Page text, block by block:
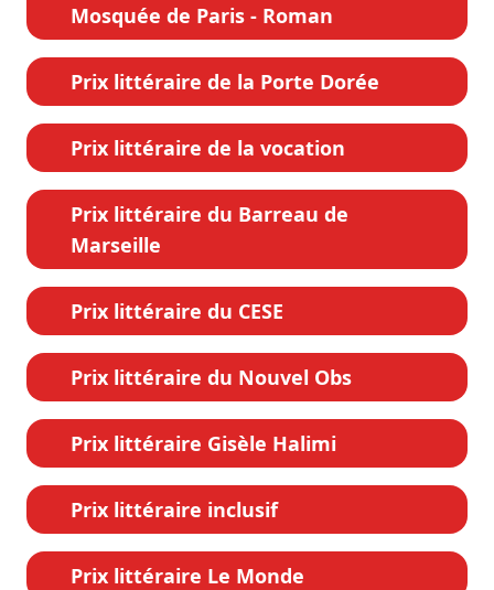
Mosquée de Paris - Roman
Prix littéraire de la Porte Dorée
Prix littéraire de la vocation
Prix littéraire du Barreau de
Marseille
Prix littéraire du CESE
Prix littéraire du Nouvel Obs
Prix littéraire Gisèle Halimi
Prix littéraire inclusif
Prix littéraire Le Monde